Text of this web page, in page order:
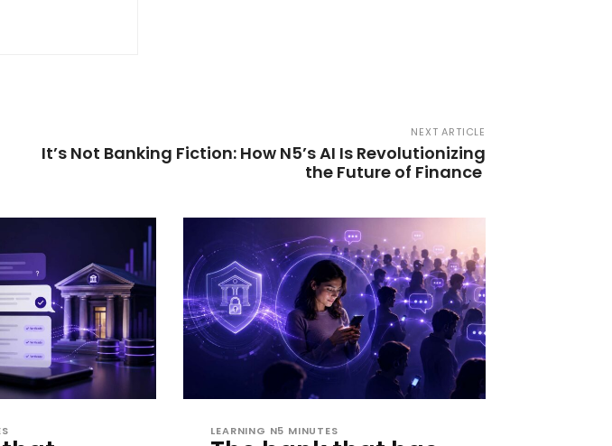
NEXT ARTICLE
It’s Not Banking Fiction: How N5’s AI Is Revolutionizing
the Future of Finance
LEARNING N5 MINUTES